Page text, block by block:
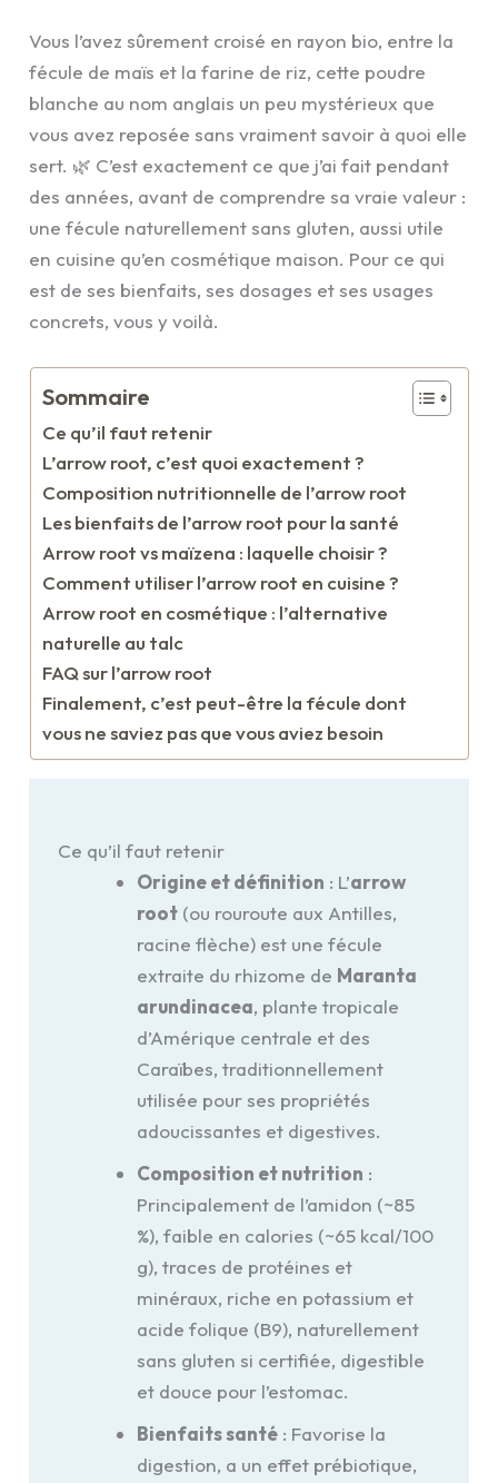
Vous l’avez sûrement croisé en rayon bio, entre la
fécule de maïs et la farine de riz, cette poudre
blanche au nom anglais un peu mystérieux que
vous avez reposée sans vraiment savoir à quoi elle
sert. 🌿 C’est exactement ce que j’ai fait pendant
des années, avant de comprendre sa vraie valeur :
une fécule naturellement sans gluten, aussi utile
en cuisine qu’en cosmétique maison. Pour ce qui
est de ses bienfaits, ses dosages et ses usages
concrets, vous y voilà.
Sommaire
Ce qu’il faut retenir
L’arrow root, c’est quoi exactement ?
Composition nutritionnelle de l’arrow root
Les bienfaits de l’arrow root pour la santé
Arrow root vs maïzena : laquelle choisir ?
Comment utiliser l’arrow root en cuisine ?
Arrow root en cosmétique : l’alternative
naturelle au talc
FAQ sur l’arrow root
Finalement, c’est peut-être la fécule dont
vous ne saviez pas que vous aviez besoin
Ce qu’il faut retenir
Origine et définition : L’arrow
root(ou rouroute aux Antilles,
racine flèche) est une fécule
extraite du rhizome de Maranta
arundinacea, plante tropicale
d’Amérique centrale et des
Caraïbes, traditionnellement
utilisée pour ses propriétés
adoucissantes et digestives.
Composition et nutrition :
Principalement de l’amidon (~85
%), faible en calories (~65 kcal/100
g), traces de protéines et
minéraux, riche en potassium et
acide folique (B9), naturellement
sans gluten si certifiée, digestible
et douce pour l’estomac.
Bienfaits santé: Favorise la
digestion, a un effet prébiotique,